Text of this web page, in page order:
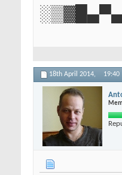
18th April 2014, 19:40